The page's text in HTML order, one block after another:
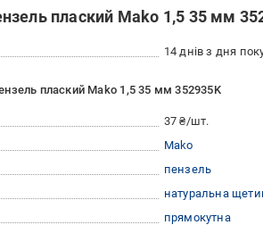
плаский Mako 1,5 35 мм
14 днів з дня
плаский Mako 1,5 35 мм 352935K
37 ₴/шт.
Mako
пензель
натуральна
прямокутна